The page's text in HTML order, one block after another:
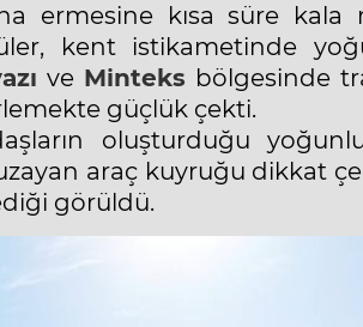
ermesine kısa süre kala
kent istikametinde
ve Minteks bölgesinde
güçlük çekti.
oluşturduğu
araç kuyruğu dikkat
görüldü.